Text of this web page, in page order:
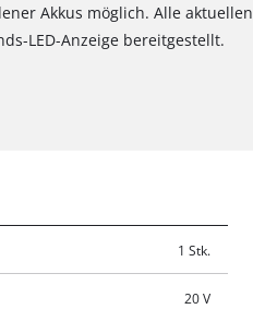
Akkus möglich. Alle aktuellen
LED-Anzeige bereitgestellt.
1 Stk.
20 V